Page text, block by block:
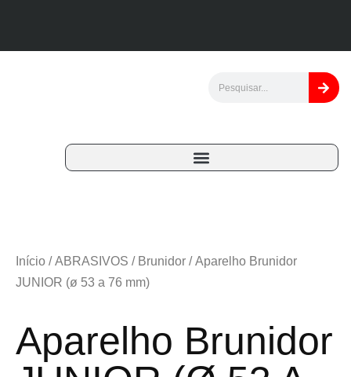
Início /ABRASIVOS / Brunidor / Aparelho Brunidor
JUNIOR (ø 53 a 76 mm)
Aparelho Brunidor